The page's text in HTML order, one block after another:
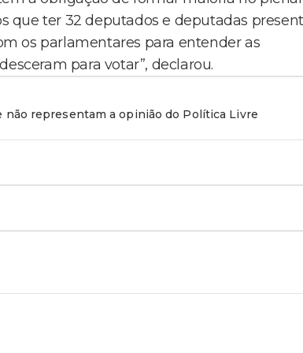
que ter 32 deputados e deputadas
os parlamentares para entender as
para votar”, declarou.
representam a opinião do Política Livre